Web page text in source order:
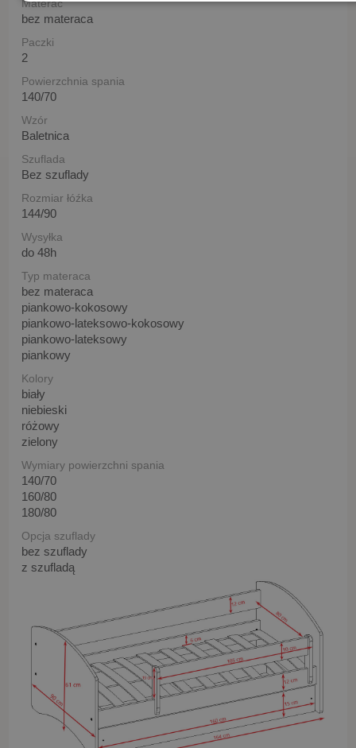
Materac
bez materaca
Paczki
2
Powierzchnia spania
140/70
Wzór
Baletnica
Szuflada
Bez szuflady
Rozmiar łóźka
144/90
Wysyłka
do 48h
Typ materaca
bez materaca
piankowo-kokosowy
piankowo-lateksowo-kokosowy
piankowo-lateksowy
piankowy
Kolory
biały
niebieski
różowy
zielony
Wymiary powierzchni spania
140/70
160/80
180/80
Opcja szuflady
bez szuflady
z szufladą